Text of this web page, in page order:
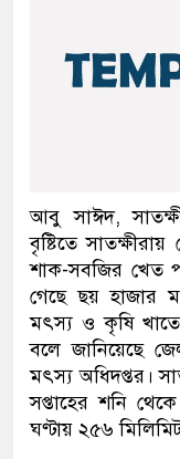
আবু সাঈদ,
বৃষ্টিতে
শাক-সবজির খেত
গেছে ছয় হাজার
মৎস্য ও কৃষি খাতে
বলে জানিয়েছে
মৎস্য অধিদপ্তর।
সপ্তাহের শনি
ঘণ্টায় ২৫৬